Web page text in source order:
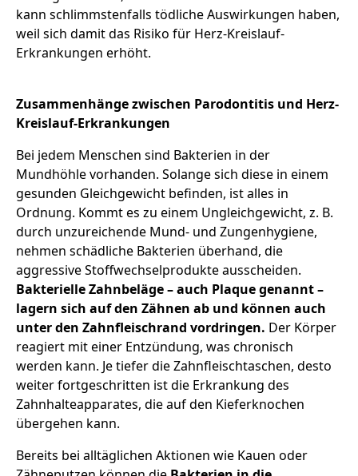
kann schlimmstenfalls tödliche Auswirkungen haben,
weil sich damit das Risiko für Herz-Kreislauf-
Erkrankungen erhöht.
Zusammenhänge zwischen Parodontitis und Herz-
Kreislauf-Erkrankungen
Bei jedem Menschen sind Bakterien in der
Mundhöhle vorhanden. Solange sich diese in einem
gesunden Gleichgewicht befinden, ist alles in
Ordnung. Kommt es zu einem Ungleichgewicht, z. B.
durch unzureichende Mund- und Zungenhygiene,
nehmen schädliche Bakterien überhand, die
aggressive Stoffwechselprodukte ausscheiden.
Bakterielle Zahnbeläge – auch Plaque genannt –
lagern sich auf den Zähnen ab und können auch
unter den Zahnfleischrand vordringen. Der Körper
reagiert mit einer Entzündung, was chronisch
werden kann. Je tiefer die Zahnfleischtaschen, desto
weiter fortgeschritten ist die Erkrankung des
Zahnhalteapparates, die auf den Kieferknochen
übergehen kann.
Bereits bei alltäglichen Aktionen wie Kauen oder